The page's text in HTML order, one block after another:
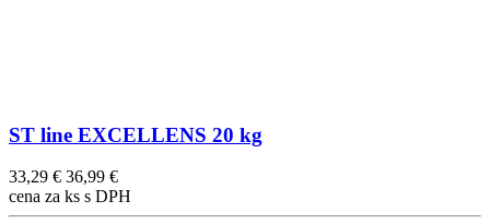
ST line EXCELLENS 20 kg
33,29 € 36,99 €
cena za ks s DPH